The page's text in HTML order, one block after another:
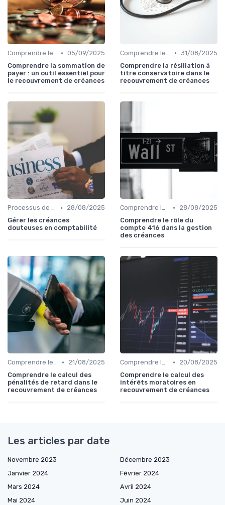
Comprendre le Recouvrement de Créances • 05/09/2025
Comprendre la sommation de
payer : un outil essentiel pour
le recouvrement de créances
Comprendre le Recouvrement de Créances • 31/08/2025
Comprendre la résiliation à
titre conservatoire dans le
recouvrement de créances
Processus de Recouvrement •
28/08/2025
Gérer les créances
douteuses en comptabilité
Comprendre le Recouvrement de Créances •
28/08/2025
Comprendre le rôle du
compte 416 dans la gestion
des créances
Comprendre le Recouvrement de Créances •
21/08/2025
Comprendre le calcul des
pénalités de retard dans le
recouvrement de créances
Comprendre le Recouvrement de Créances •
20/08/2025
Comprendre le calcul des
intérêts moratoires en
recouvrement de créances
Les articles par date
Novembre 2023
Décembre 2023
Janvier 2024
Février 2024
Mars 2024
Avril 2024
Mai 2024
Juin 2024